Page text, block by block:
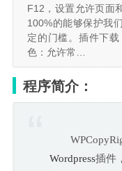
F12，设置允许页面
100%的能够保护我
定的门槛。插件下
色：允许常…
程序简介：
Wordpress插件